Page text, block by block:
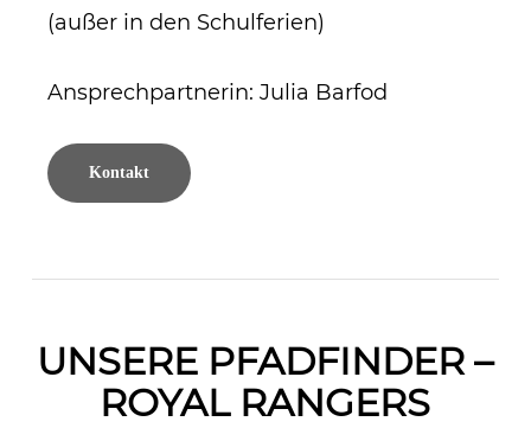
(außer in den Schulferien)
Ansprechpartnerin: Julia Barfod
Kontakt
UNSERE PFADFINDER –
ROYAL RANGERS